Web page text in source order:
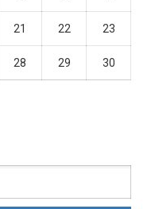
21 22 23
28 29 30